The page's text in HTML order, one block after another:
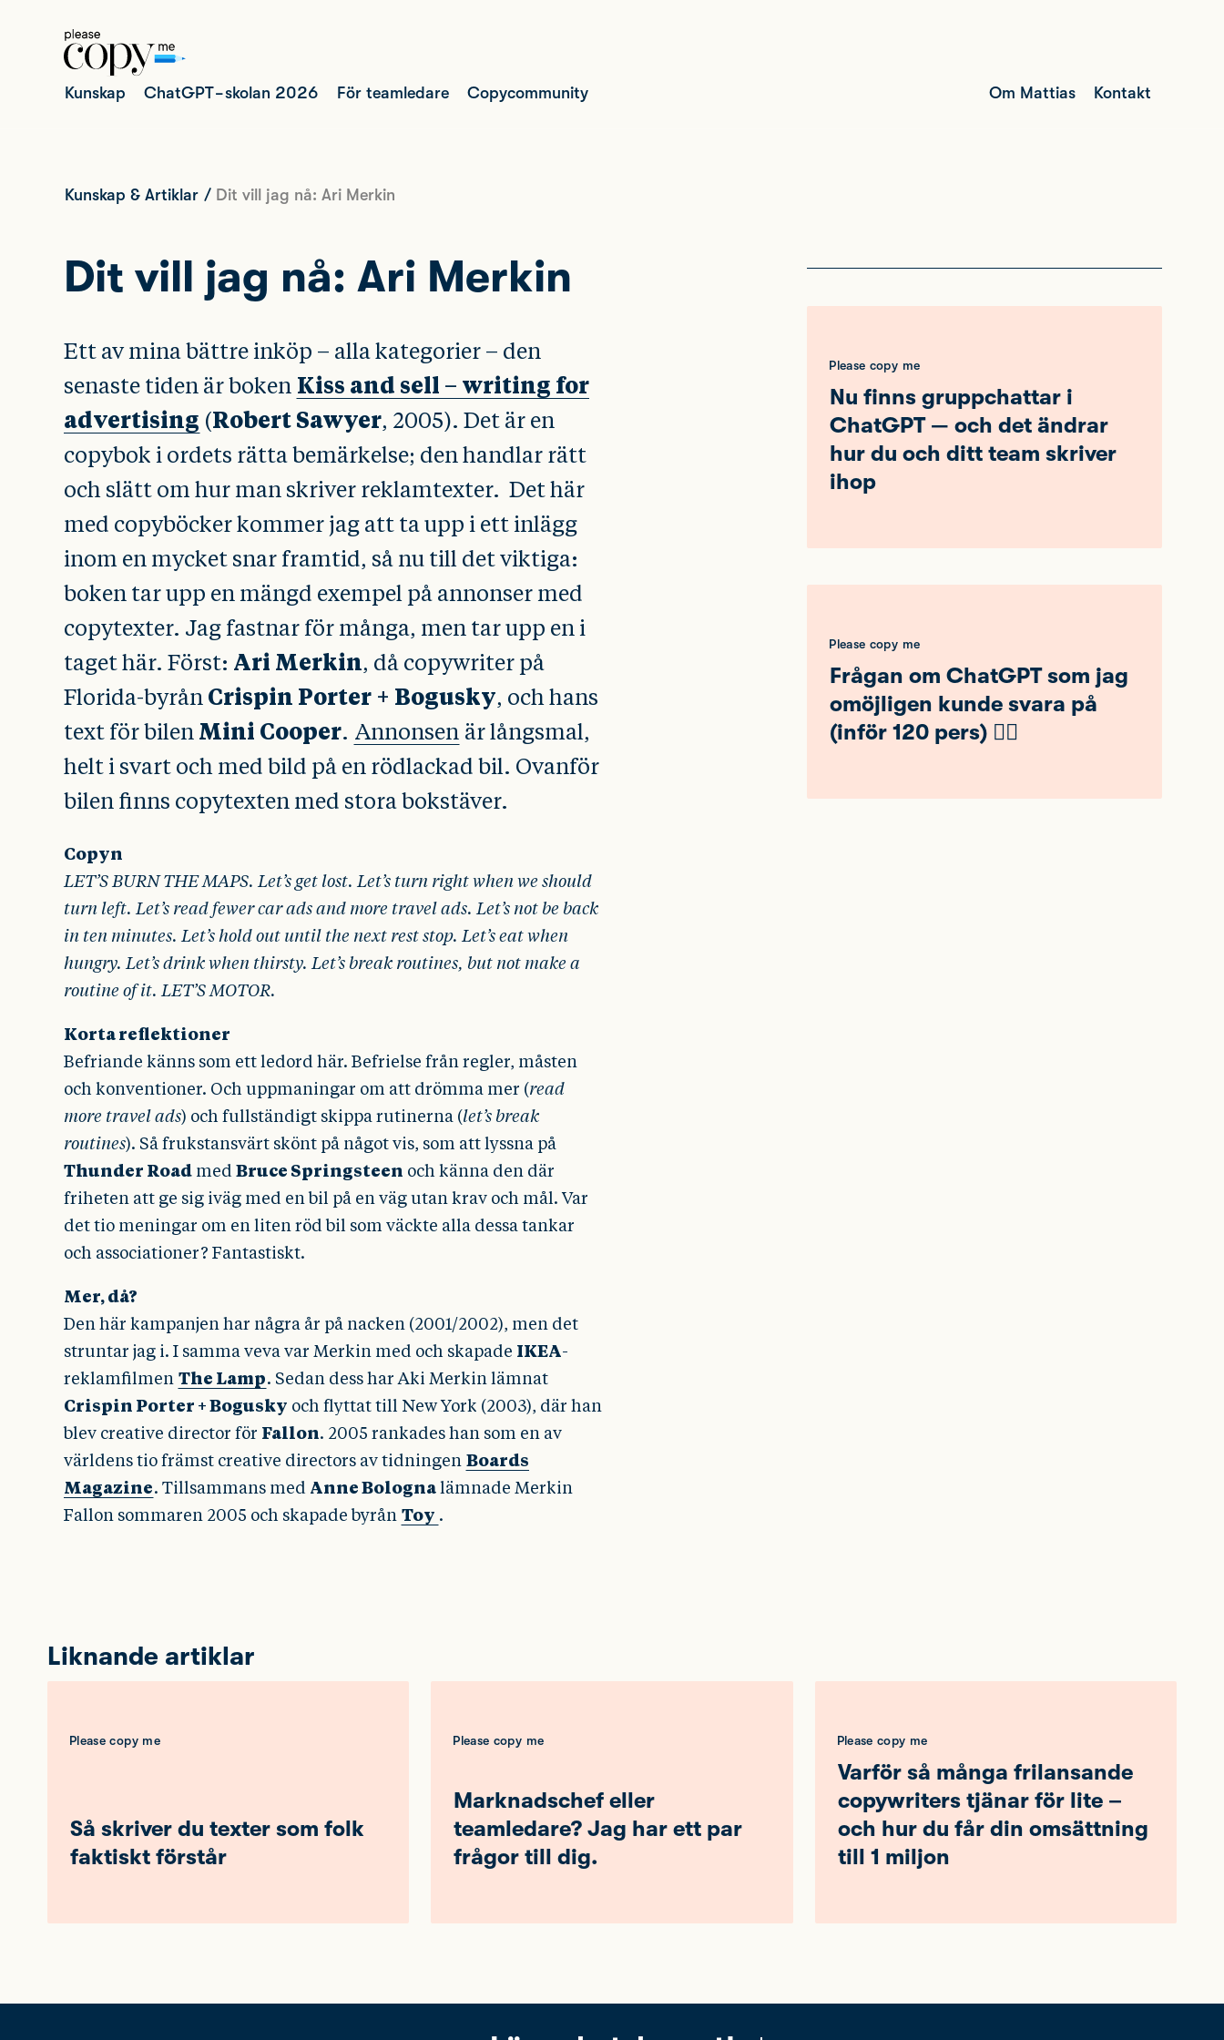
Kunskap ChatGPT-skolan 2026 För teamledare Copycommunity Om Mattias Kontakt
Kunskap & Artiklar / Dit vill jag nå: Ari Merkin
Dit vill jag nå: Ari Merkin
Ett av mina bättre inköp – alla kategorier – den
senaste tiden är boken Kiss and sell – writing for
advertising (Robert Sawyer, 2005). Det är en
copybok i ordets rätta bemärkelse; den handlar rätt
och slätt om hur man skriver reklamtexter. Det här
med copyböcker kommer jag att ta upp i ett inlägg
inom en mycket snar framtid, så nu till det viktiga:
boken tar upp en mängd exempel på annonser med
copytexter. Jag fastnar för många, men tar upp en i
taget här. Först: Ari Merkin, då copywriter på
Florida-byrån Crispin Porter + Bogusky, och hans
text för bilen Mini Cooper. Annonsen är långsmal,
helt i svart och med bild på en rödlackad bil. Ovanför
bilen finns copytexten med stora bokstäver.
Copyn
LET’S BURN THE MAPS. Let’s get lost. Let’s turn right when we should
turn left. Let’s read fewer car ads and more travel ads. Let’s not be back
in ten minutes. Let’s hold out until the next rest stop. Let’s eat when
hungry. Let’s drink when thirsty. Let’s break routines, but not make a
routine of it. LET’S MOTOR.
Korta reflektioner
Befriande känns som ett ledord här. Befrielse från regler, måsten
och konventioner. Och uppmaningar om att drömma mer (read
more travel ads) och fullständigt skippa rutinerna (let’s break
routines). Så frukstansvärt skönt på något vis, som att lyssna på
Thunder Road med Bruce Springsteen och känna den där
friheten att ge sig iväg med en bil på en väg utan krav och mål. Var
det tio meningar om en liten röd bil som väckte alla dessa tankar
och associationer? Fantastiskt.
Mer, då?
Den här kampanjen har några år på nacken (2001/2002), men det
struntar jag i. I samma veva var Merkin med och skapade IKEA-
reklamfilmen The Lamp. Sedan dess har Aki Merkin lämnat
Crispin Porter + Bogusky och flyttat till New York (2003), där han
blev creative director för Fallon. 2005 rankades han som en av
världens tio främst creative directors av tidningen Boards
Magazine. Tillsammans med Anne Bolognalämnade Merkin
Fallon sommaren 2005 och skapade byrån Toy .
Please copy me
Nu finns gruppchattar i
ChatGPT — och det ändrar
hur du och ditt team skriver
ihop
Please copy me
Frågan om ChatGPT som jag
omöjligen kunde svara på
(inför 120 pers) 🤦‍♂️
Liknande artiklar
Please copy me
Så skriver du texter som folk
faktiskt förstår
Please copy me
Marknadschef eller
teamledare? Jag har ett par
frågor till dig.
Please copy me
Varför så många frilansande
copywriters tjänar för lite –
och hur du får din omsättning
till 1 miljon